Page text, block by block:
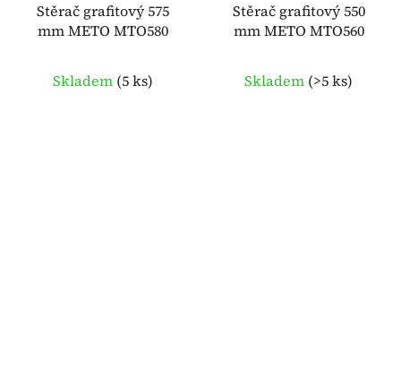
Stěrač grafitový 575
mm METO MTO580
Skladem (5 ks)
Stěrač grafitový 550
mm METO MTO560
Skladem (>5 ks)